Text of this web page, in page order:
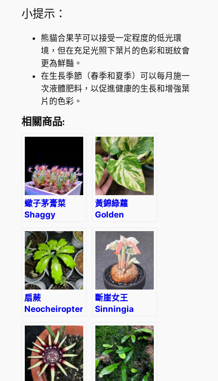
小提示：
熊貓合果芋可以接受一定程度的低光環
境，但在充足光照下葉片的色彩和斑紋會
更為鮮豔。
在生長季節（春季和夏季）可以每月施一
次液體肥料，以促進健康的生長和增強葉
片的色彩。
相關商品:
蠍子茅膏菜
Shaggy
(Drosera
scorpioides)
黃錦綠蘿
Golden
(Epipremnum
Aureum)
扇蕨
Neocheiropteris
(Baker) Christ
斷崖女王
Sinningia